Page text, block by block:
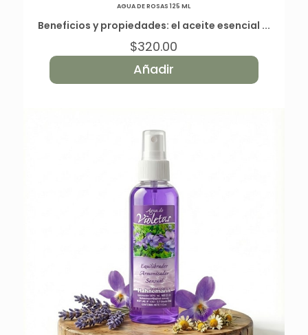
AGUA DE ROSAS 125 ML
Beneficios y propiedades: el aceite esencial ...
$320.00
Añadir